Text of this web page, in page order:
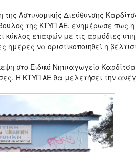
Αστυνομικής Διεύθυνσης
της ΚΤΥΠ ΑΕ, ενημέρωσε πως
κύκλος επαφών με τις αρμόδιες
ημέρες να οριστικοποιηθεί η
στο Ειδικό Νηπιαγωγείο
Η ΚΤΥΠ ΑΕ θα μελετήσει την